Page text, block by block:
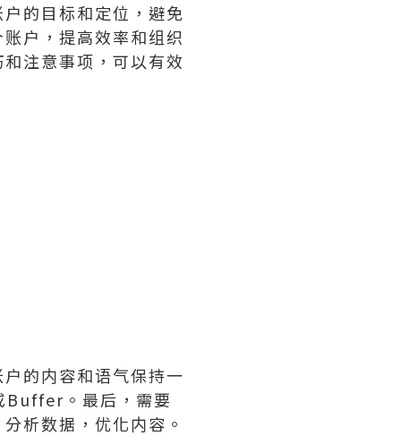
的目标和定位，避免
户，提高效率和组织
注意事项，可以有效
的内容和语气保持一
Buffer。最后，需要
析数据，优化内容。